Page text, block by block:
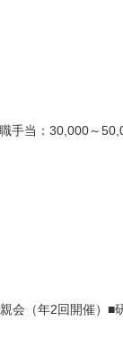
手当：30,000～
会（年2回開催）■